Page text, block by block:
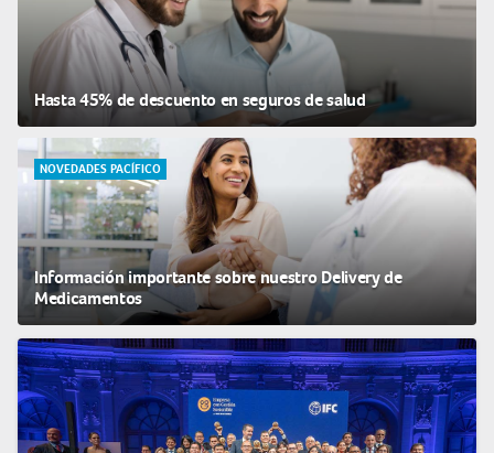
Hasta 45% de descuento en seguros de salud
NOVEDADES PACÍFICO
Información importante sobre nuestro Delivery de
Medicamentos